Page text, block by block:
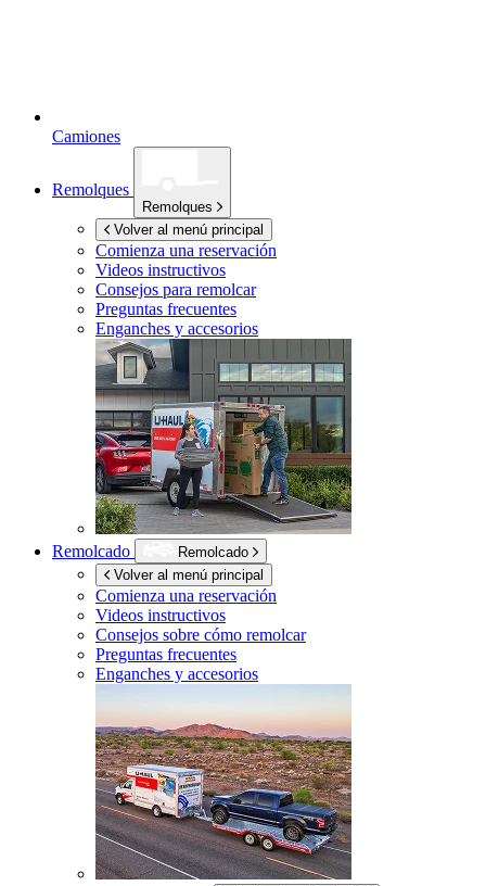
Camiones
Remolques
Remolques
Volver al menú principal
Comienza una reservación
Videos instructivos
Consejos para remolcar
Preguntas frecuentes
Enganches y accesorios
Remolcado
Remolcado
Volver al menú principal
Comienza una reservación
Videos instructivos
Consejos sobre cómo remolcar
Preguntas frecuentes
Enganches y accesorios